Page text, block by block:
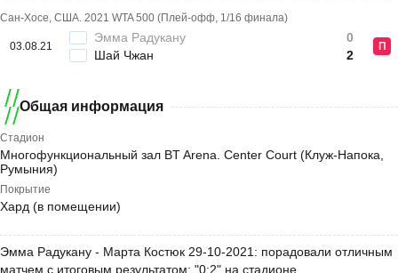
Сан-Хосе, США. 2021 WTA 500 (Плей-офф, 1/16 финала)
03.08.21
Эмма Радукану
Шай Чжан
0
2
П
Общая информация
Стадион
Многофункциональный зал BT Arena. Center Court (Клуж-Напока,
Румыния)
Покрытие
Хард (в помещении)
Эмма Радукану - Марта Костюк 29-10-2021: порадовали отличным
матчем с итоговым результатом: "0:2" на стадионе